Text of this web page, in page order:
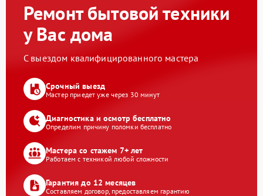
Ремонт бытовой техники
у Вас дома
С выездом квалифицированного мастера
Срочный выезд
Мастер приедет уже через 30 минут
Диагностика и осмотр бесплатно
Определим причину поломки бесплатно
Мастера со стажем 7+ лет
Работаем с техникой любой сложности
Гарантия до 12 месяцев
Составляем договор, предоставляем гарантию